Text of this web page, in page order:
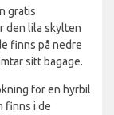
gratis
den lila skylten
finns på nedre
sitt bagage.
för en hyrbil
finns i de